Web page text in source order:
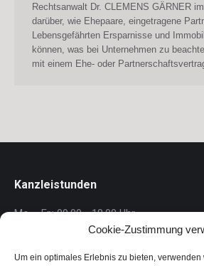
Cookie-Zustimmung
Um ein optimales Erlebnis zu bieten, verwenden
Rechtsanwalt Dr. CLEMENS GÄRNER
darüber, wie Ehepaare, eingetragene
Lebensgefährten Ersparnisse und
können, was bei Unternehmen zu
mit einem Ehe- oder
Kanzleistunden
Mo. - Fr.: 09.00 - 18.00 Uhr